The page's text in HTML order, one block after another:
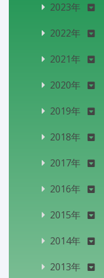
2023年
2022年
2021年
2020年
2019年
2018年
2017年
2016年
2015年
2014年
2013年